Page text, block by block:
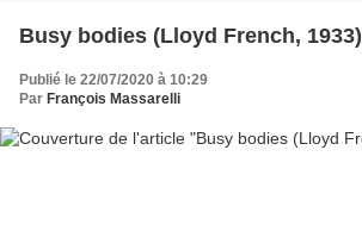
Busy bodies (Lloyd French, 1933)
Publié le 22/07/2020 à 10:29
Par François Massarelli